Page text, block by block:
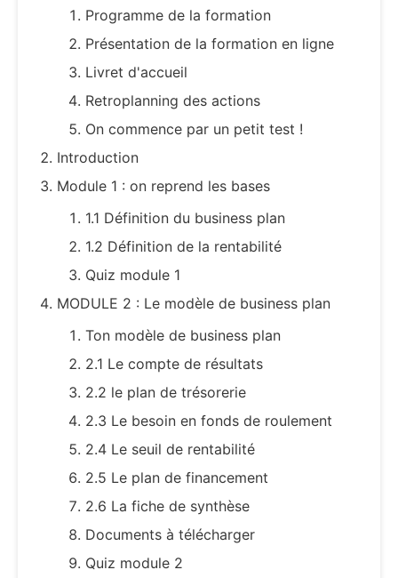
Programme de la formation
Présentation de la formation en ligne
Livret d'accueil
Retroplanning des actions
On commence par un petit test !
Introduction
Module 1 : on reprend les bases
1.1 Définition du business plan
1.2 Définition de la rentabilité
Quiz module 1
MODULE 2 : Le modèle de business plan
Ton modèle de business plan
2.1 Le compte de résultats
2.2 le plan de trésorerie
2.3 Le besoin en fonds de roulement
2.4 Le seuil de rentabilité
2.5 Le plan de financement
2.6 La fiche de synthèse
Documents à télécharger
Quiz module 2